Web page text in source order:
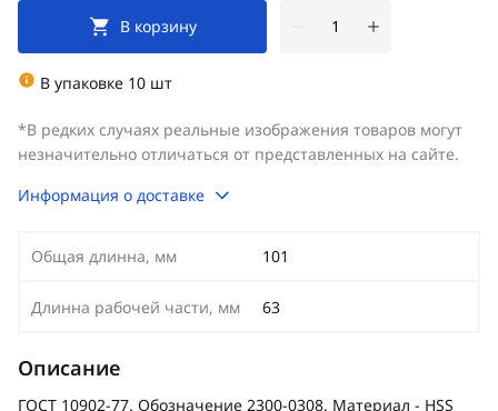
В корзину
В упаковке 10 шт
*В редких случаях реальные изображения товаров могут
незначительно отличаться от представленных на сайте.
Информация о доставке
Общая длинна, мм 101
Длинна рабочей части, мм 63
Описание
ГОСТ 10902-77. Обозначение 2300-0308. Материал - HSS